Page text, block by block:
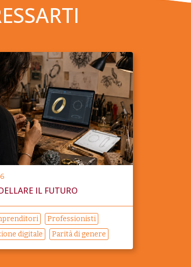
IL FUTURO
Professionisti
digitale
Parità di genere